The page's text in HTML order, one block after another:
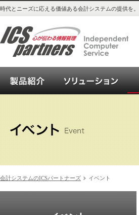
時代とニーズに応える価値ある会計システムの提供を。
会計システム_OPEN21シソ
会計システムのICSパートナーズ イベント